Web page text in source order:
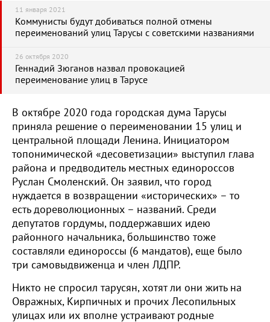
11 января 2021
Коммунисты будут добиваться полной отмены
переименований улиц Тарусы с советскими названиями
26 октября 2020
Геннадий Зюганов назвал провокацией
переименование улиц в Тарусе
В октябре 2020 года городская дума Тарусы
приняла решение о переименовании 15 улиц и
центральной площади Ленина. Инициатором
топонимической «десоветизации» выступил глава
района и предводитель местных единороссов
Руслан Смоленский. Он заявил, что город
нуждается в возвращении «исторических» – то
есть дореволюционных – названий. Среди
депутатов гордумы, поддержавших идею
районного начальника, большинство тоже
составляли единороссы (6 мандатов), еще было
три самовыдвиженца и член ЛДПР.
Никто не спросил тарусян, хотят ли они жить на
Овражных, Кирпичных и прочих Лесопильных
улицах или их вполне устраивают родные